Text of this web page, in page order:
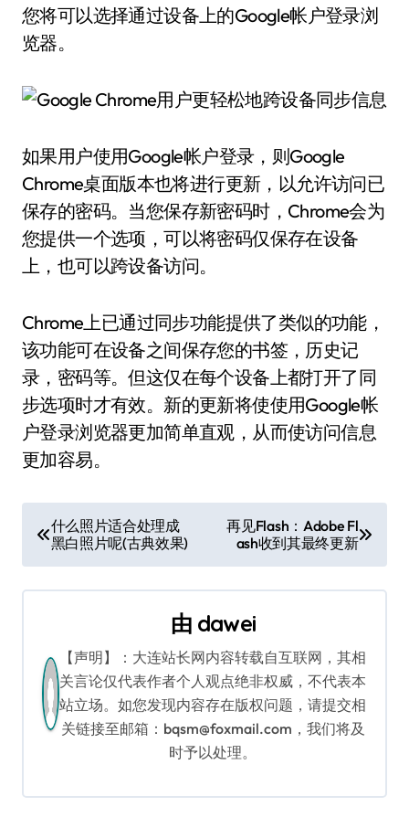
您将可以选择通过设备上的Google帐户登录浏
览器。
如果用户使用Google帐户登录，则Google
Chrome桌面版本也将进行更新，以允许访问已
保存的密码。当您保存新密码时，Chrome会为
您提供一个选项，可以将密码仅保存在设备
上，也可以跨设备访问。
Chrome上已通过同步功能提供了类似的功能，
该功能可在设备之间保存您的书签，历史记
录，密码等。但这仅在每个设备上都打开了同
步选项时才有效。新的更新将使使用Google帐
户登录浏览器更加简单直观，从而使访问信息
更加容易。
文
章
导
什么照片适合处理成
黑白照片呢(古典效果)
再见Flash：Adobe Fl
ash收到其最终更新
由 dawei
【声明】：大连站长网内容转载自互联网，其相
关言论仅代表作者个人观点绝非权威，不代表本
站立场。如您发现内容存在版权问题，请提交相
关链接至邮箱：bqsm@foxmail.com，我们将及
时予以处理。